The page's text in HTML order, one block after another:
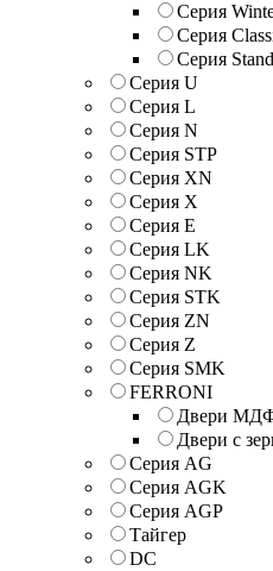
Серия
Серия
Серия
Серия U
Серия L
Серия N
Серия STP
Серия XN
Серия Х
Серия Е
Серия LK
Серия NK
Серия STK
Серия ZN
Серия Z
Серия SMK
FERRONI
Двери
Двери с
Серия AG
Серия AGK
Серия AGP
Тайгер
DC